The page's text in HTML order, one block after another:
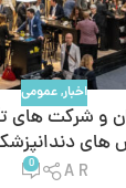
اخبار,عمومی
و شرکت‌ های
دندانپزشکی
A R
0